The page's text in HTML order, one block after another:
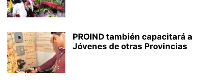
PROIND también capacitará a
Jóvenes de otras Provincias